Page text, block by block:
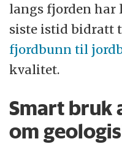
langs fjorden har
siste istid bidratt
fjordbunn til
kvalitet.
Smart bruk
om